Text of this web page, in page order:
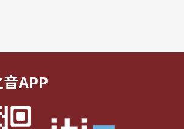
APP